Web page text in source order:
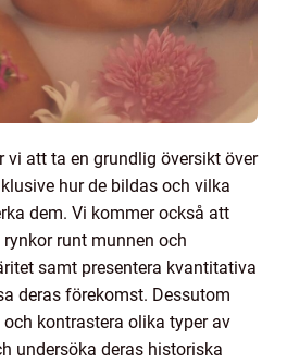
vi att ta en grundlig översikt över
hur de bildas och vilka
dem. Vi kommer också att
runt munnen och
samt presentera kvantitativa
deras förekomst. Dessutom
kontrastera olika typer av
undersöka deras historiska